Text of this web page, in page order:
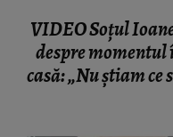
VIDEO Soțul
despre momentul
casă: „Nu știam ce